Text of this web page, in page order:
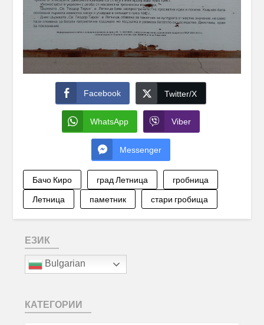
Facebook Twitter/X
WhatsApp Viber
Messenger
Бачо Киро град Летница
гробница
Летница
паметник стари гробища
ЕЗИК
Bulgarian
КАТЕГОРИИ